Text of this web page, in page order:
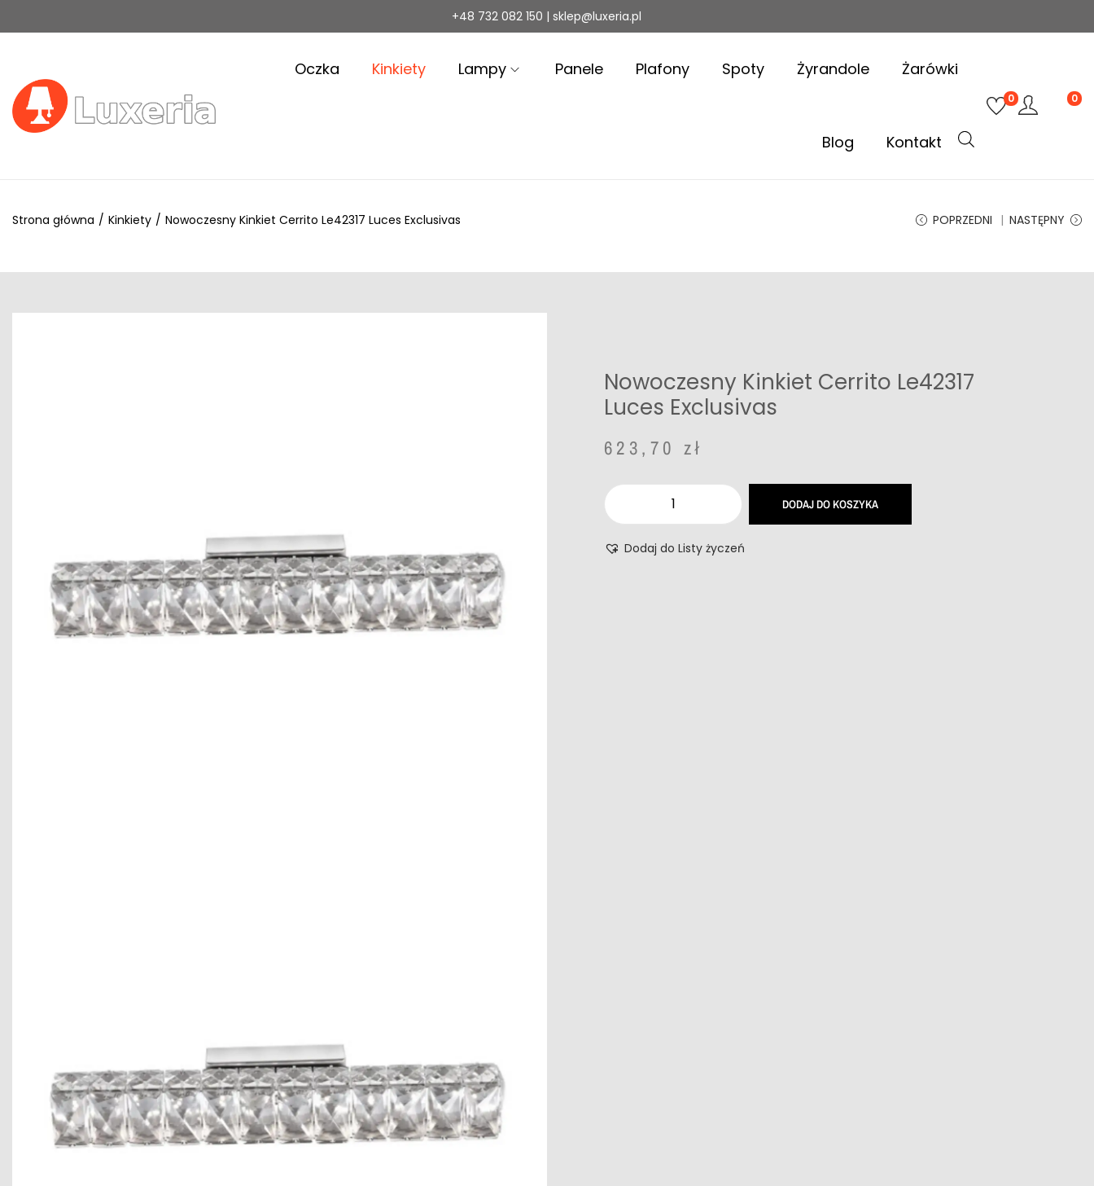
+48 732 082 150 | sklep@luxeria.pl
Oczka Kinkiety Lampy Panele Plafony Spoty Żyrandole Żarówki
Blog Kontakt
0 0
Strona główna / Kinkiety / Nowoczesny Kinkiet Cerrito Le42317 Luces Exclusivas POPRZEDNI NASTĘPNY
Nowoczesny Kinkiet Cerrito Le42317
Luces Exclusivas
623,70 zł
DODAJ DO KOSZYKA
Dodaj do Listy życzeń